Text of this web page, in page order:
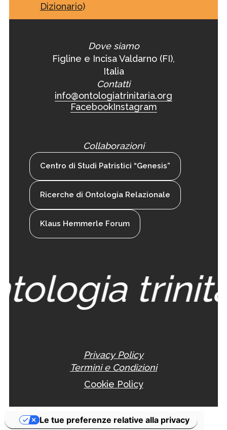
Dizionario)
Dove siamo
Figline e Incisa Valdarno (FI),
Italia
Contatti
info@ontologiatrinitaria.org
FacebookInstagram
Collaborazioni
Centro di Studi Patristici “Genesis”
Ricerche di Ontologia Relazionale
Klaus Hemmerle Forum
Privacy Policy
Termini e Condizioni
Cookie Policy
Le tue preferenze relative alla privacy